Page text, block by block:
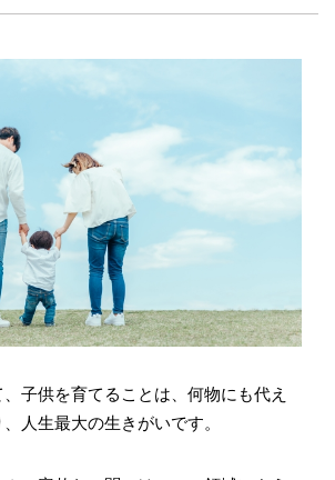
子供を育てることは、何物にも代え
人生最大の生きがいです。